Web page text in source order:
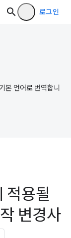
로그인
본 언어로 번역합니
용될
변경사